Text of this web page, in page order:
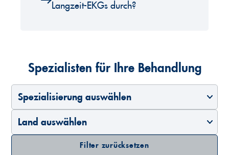
Langzeit-EKGs durch?
Spezialisten für Ihre Behandlung
Spezialisierung auswählen
Land auswählen
Filter zurücksetzen